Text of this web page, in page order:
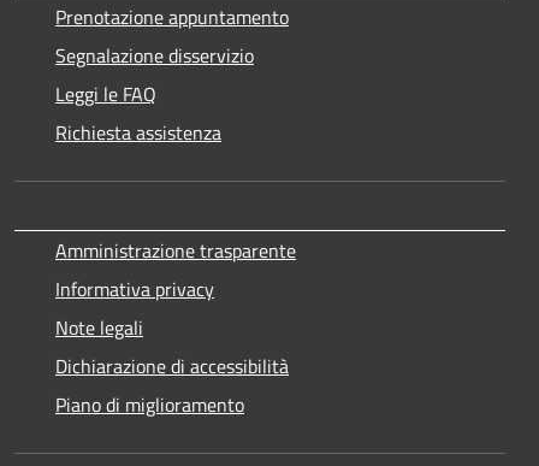
Prenotazione appuntamento
Segnalazione disservizio
Leggi le FAQ
Richiesta assistenza
Amministrazione trasparente
Informativa privacy
Note legali
Dichiarazione di accessibilità
Piano di miglioramento